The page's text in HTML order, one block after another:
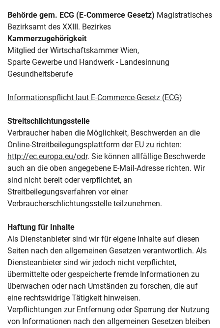
Behörde gem. ECG (E-Commerce Gesetz) Magistratisches
Bezirksamt des XXIII. Bezirkes
Kammerzugehörigkeit
Mitglied der Wirtschaftskammer Wien,
Sparte Gewerbe und Handwerk - Landesinnung
Gesundheitsberufe
Informationspflicht laut E-Commerce-Gesetz (ECG)
Streitschlichtungsstelle
Verbraucher haben die Möglichkeit, Beschwerden an die
Online-Streitbeilegungsplattform der EU zu richten:
http://ec.europa.eu/odr. Sie können allfällige Beschwerde
auch an die oben angegebene E-Mail-Adresse richten. Wir
sind nicht bereit oder verpflichtet, an
Streitbeilegungsverfahren vor einer
Verbraucherschlichtungsstelle teilzunehmen.
Haftung für Inhalte
Als Dienstanbieter sind wir für eigene Inhalte auf diesen
Seiten nach den allgemeinen Gesetzen verantwortlich. Als
Diensteanbieter sind wir jedoch nicht verpflichtet,
übermittelte oder gespeicherte fremde Informationen zu
überwachen oder nach Umständen zu forschen, die auf
eine rechtswidrige Tätigkeit hinweisen.
Verpflichtungen zur Entfernung oder Sperrung der Nutzung
von Informationen nach den allgemeinen Gesetzen bleiben